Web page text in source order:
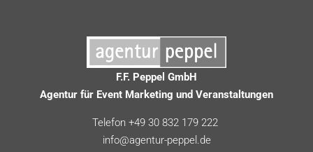
F.F. Peppel GmbH
Agentur für Event Marketing und Veranstaltungen
Telefon +49 30 832 179 222
info@agentur-peppel.de